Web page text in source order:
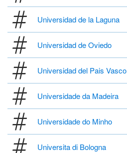
Universidad de la Laguna
Universidad de Oviedo
Universidad del Pais Vasco
Universidade da Madeira
Universidade do Minho
Universita di Bologna